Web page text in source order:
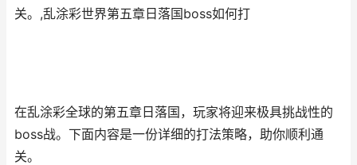
关。,乱涂彩世界第五章日落国boss如何打
在乱涂彩全球的第五章日落国，玩家将迎来极具挑战性的
boss战。下面内容是一份详细的打法策略，助你顺利通
关。